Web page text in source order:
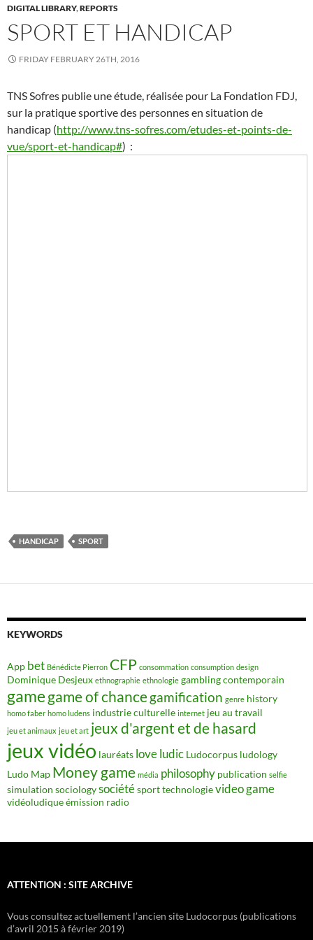
DIGITAL LIBRARY,REPORTS
SPORT ET HANDICAP
FRIDAY FEBRUARY 26TH, 2016
TNS Sofres publie une étude, réalisée pour La Fondation FDJ,
sur la pratique sportive des personnes en situation de
handicap (http://www.tns-sofres.com/etudes-et-points-de-
vue/sport-et-handicap#) :
HANDICAP SPORT
KEYWORDS
App bet Bénédicte Pierron CFP consommation consumption design
Dominique Desjeux ethnographie ethnologie gambling contemporain
game game of chancegamification genre history
homo faber homo ludens industrie culturelle internet jeu au travail
jeu et animaux jeu et art jeux d'argent et de hasard
jeux vidéo lauréats loveludic Ludocorpus ludology
Ludo Map Money game média philosophy publication selfie
simulation sociologysociétésporttechnologievideo game
vidéoludiqueémission radio
ATTENTION : SITE ARCHIVE
Vous consultez actuellement l’ancien site Ludocorpus (publications
d’avril 2015 à février 2019)